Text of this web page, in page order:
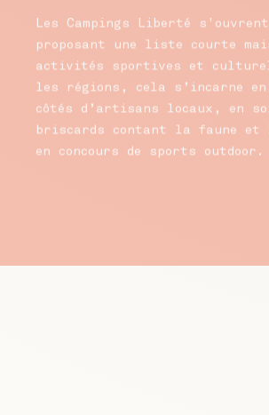
Les Campings Liberté
proposant une liste courte
activités sportives et
les régions, cela s’incarne
côtés d’artisans locaux, en
briscards contant la faune et
en concours de sports outdoor.